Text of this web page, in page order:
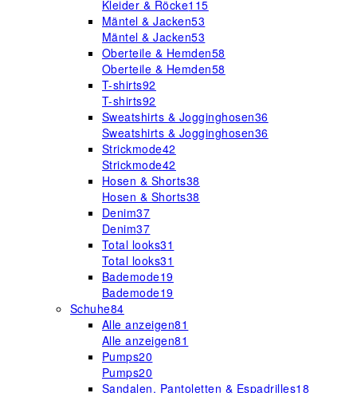
Kleider & Röcke115
Mäntel & Jacken53
Mäntel & Jacken53
Oberteile & Hemden58
Oberteile & Hemden58
T-shirts92
T-shirts92
Sweatshirts & Jogginghosen36
Sweatshirts & Jogginghosen36
Strickmode42
Strickmode42
Hosen & Shorts38
Hosen & Shorts38
Denim37
Denim37
Total looks31
Total looks31
Bademode19
Bademode19
Schuhe84
Alle anzeigen81
Alle anzeigen81
Pumps20
Pumps20
Sandalen, Pantoletten & Espadrilles18